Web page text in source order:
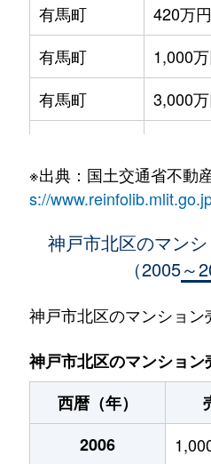
有馬町
420万円
有馬町
1,000
有馬町
3,000
有馬町
2,500
600万円
有馬町
730万円
有馬町
3,700
有馬町
1,100
有馬町
1,200万
※出典：国土交通省不動
s://
神戸市北区のマン
（2005～
神戸市北区のマンション
神戸市北区のマンション
西暦（年）
2006